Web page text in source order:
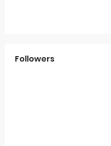
Followers